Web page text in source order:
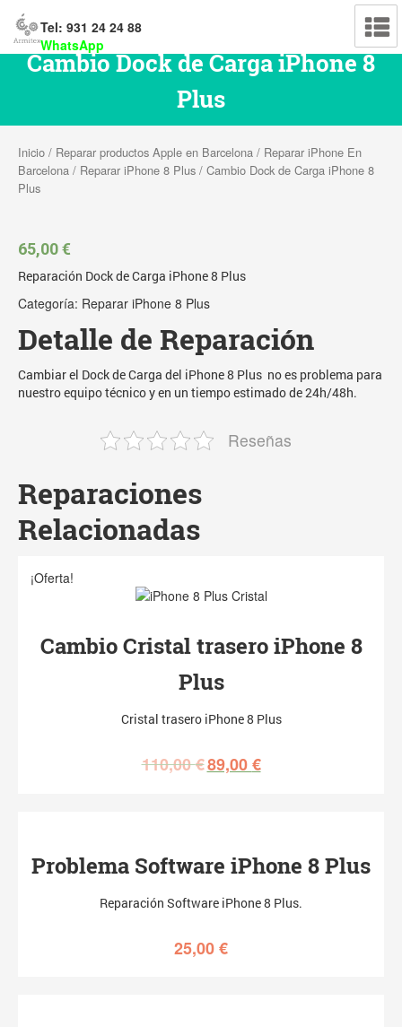
Tel: 931 24 24 88
WhatsApp
Cambio Dock de Carga iPhone 8
Plus
Inicio / Reparar productos Apple en Barcelona / Reparar iPhone En
Barcelona / Reparar iPhone 8 Plus / Cambio Dock de Carga iPhone 8
Plus
65,00€
Reparación Dock de Carga iPhone 8 Plus
Categoría: Reparar iPhone 8 Plus
Detalle de Reparación
Cambiar el Dock de Carga del iPhone 8 Plus no es problema para
nuestro equipo técnico y en un tiempo estimado de 24h/48h.
Reseñas
Reparaciones
Relacionadas
¡Oferta!
Cambio Cristal trasero iPhone 8
Plus
Cristal trasero iPhone 8 Plus
110,00€89,00€
Problema Software iPhone 8 Plus
Reparación Software iPhone 8 Plus.
25,00€